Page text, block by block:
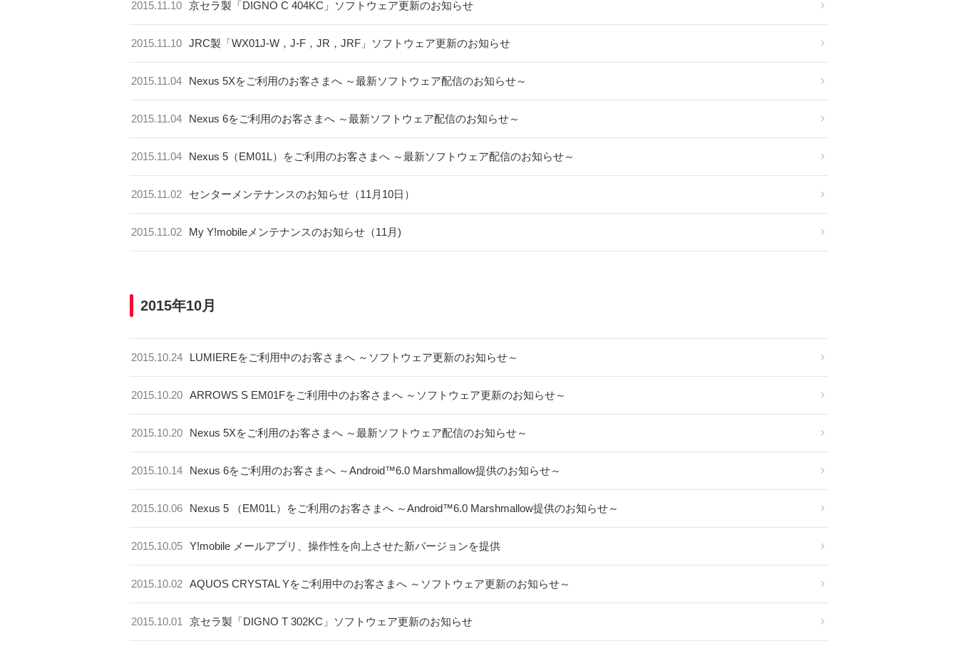
2015.11.10 京セラ製「DIGNO C 404KC」ソフトウェア更新のお知らせ
2015.11.10 JRC製「WX01J-W，J-F，JR，JRF」ソフトウェア更新のお知らせ
2015.11.04 Nexus 5Xをご利用のお客さまへ ～最新ソフトウェア配信のお知らせ～
2015.11.04 Nexus 6をご利用のお客さまへ ～最新ソフトウェア配信のお知らせ～
2015.11.04 Nexus 5（EM01L）をご利用のお客さまへ ～最新ソフトウェア配信のお知らせ～
2015.11.02 センターメンテナンスのお知らせ（11月10日）
2015.11.02 My Y!mobileメンテナンスのお知らせ（11月)
2015年10月
2015.10.24 LUMIEREをご利用中のお客さまへ ～ソフトウェア更新のお知らせ～
2015.10.20 ARROWS S EM01Fをご利用中のお客さまへ ～ソフトウェア更新のお知らせ～
2015.10.20 Nexus 5Xをご利用のお客さまへ ～最新ソフトウェア配信のお知らせ～
2015.10.14 Nexus 6をご利用のお客さまへ ～Android™6.0 Marshmallow提供のお知らせ～
2015.10.06 Nexus 5 （EM01L）をご利用のお客さまへ ～Android™6.0 Marshmallow提供のお知らせ～
2015.10.05 Y!mobile メールアプリ、操作性を向上させた新バージョンを提供
2015.10.02 AQUOS CRYSTAL Yをご利用中のお客さまへ ～ソフトウェア更新のお知らせ～
2015.10.01 京セラ製「DIGNO T 302KC」ソフトウェア更新のお知らせ